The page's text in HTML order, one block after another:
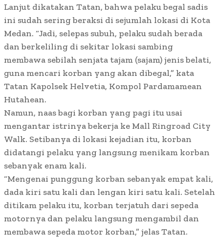
Lanjut dikatakan Tatan, bahwa pelaku begal sadis
ini sudah sering beraksi di sejumlah lokasi di Kota
Medan. “Jadi, selepas subuh, pelaku sudah berada
dan berkeliling di sekitar lokasi sambing
membawa sebilah senjata tajam (sajam) jenis belati,
guna mencari korban yang akan dibegal,” kata
Tatan Kapolsek Helvetia, Kompol Pardamamean
Hutahean.
Namun, naas bagi korban yang pagi itu usai
mengantar istrinya bekerja ke Mall Ringroad City
Walk. Setibanya di lokasi kejadian itu, korban
didatangi pelaku yang langsung menikam korban
sebanyak enam kali.
“Mengenai punggung korban sebanyak empat kali,
dada kiri satu kali dan lengan kiri satu kali. Setelah
ditikam pelaku itu, korban terjatuh dari sepeda
motornya dan pelaku langsung mengambil dan
membawa sepeda motor korban,” jelas Tatan.